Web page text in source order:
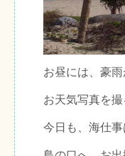
お昼には、豪
お天気写真を
今日も、海仕